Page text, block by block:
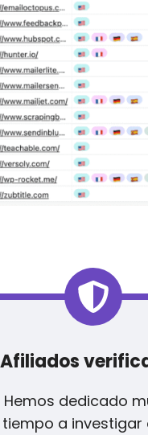
Afiliados
Hemos dedicado
tiempo a investigar